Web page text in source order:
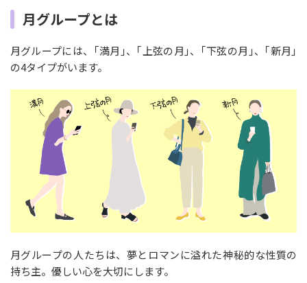
月グループとは
月グループには、｢満月｣、｢上弦の月｣、｢下弦の月｣、｢新月｣
の4タイプがいます。
月グループの人たちは、夢とロマンに溢れた神秘的な性質の
持ち主。優しい心を大切にします。